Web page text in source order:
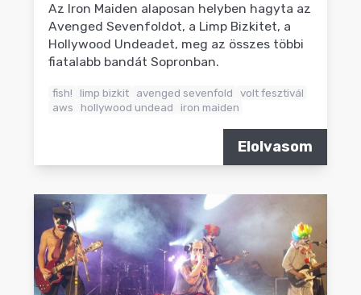
Az Iron Maiden alaposan helyben hagyta az
Avenged Sevenfoldot, a Limp Bizkitet, a
Hollywood Undeadet, meg az összes többi
fiatalabb bandát Sopronban.
fish! limp bizkit avenged sevenfold
volt fesztivál
aws
hollywood undead iron maiden
Elolvasom